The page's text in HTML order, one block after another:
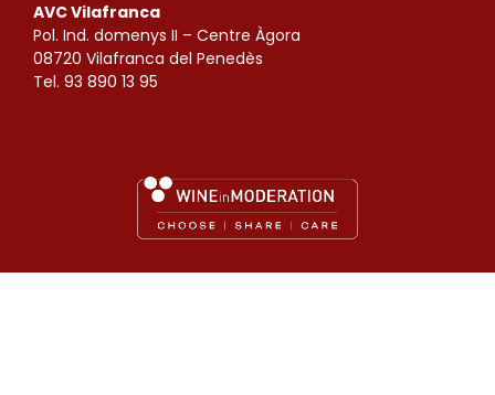
AVC Vilafranca
Pol. Ind. domenys II – Centre Àgora
08720 Vilafranca del Penedès
Tel. 93 890 13 95